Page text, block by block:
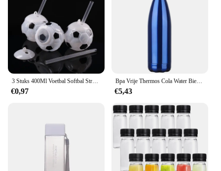
€0,97
Bpa Vrije Thermos Cola Water Bier Thermos Dubbelwandige Geïsoleerde Vacuümfles Roestvrijstalen Waterfles Voor Sportflessen 500Ml
€5,43